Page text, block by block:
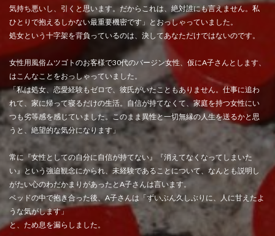
気持ち悪いし、引くと思います。だからこれは、絶対誰にも言えません。私
ひとりで抱えるしかない最重要機密です」とおっしゃっていました。
処女という十字架を背負っているのは、決してあなただけではないのです。
女性用風俗ムツゴトのお客様で30代のバージン女性、仮にA子さんとします、
はこんなことをおっしゃっていました。
「私は処女、恋愛経験もゼロで、彼氏がいたこともありません。仕事に追わ
れて、家に帰って寝るだけの生活。自信が持てなくて、家庭を持つ女性にい
つも劣等感を感じていました。このまま異性と一切無縁の人生を送るかと思
うと、絶望的な気分になります」
常に『女性としての自分に自信が持てない』『消えてなくなってしまいた
い』という強迫観念にかられ、未経験であることについて、なんとも説明し
がたい心のわだかまりがあったとA子さんは言います。
ベッドの中で抱き合った後、A子さんは「ずいぶん久しぶりに、人に甘えたよ
うな気がします」
と、ため息を漏らしました。